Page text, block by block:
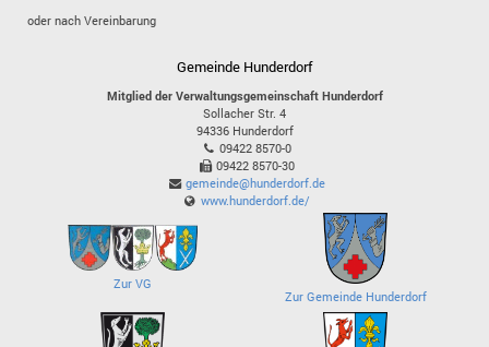
oder nach Vereinbarung
Gemeinde Hunderdorf
Mitglied der Verwaltungsgemeinschaft Hunderdorf
Sollacher Str. 4
94336 Hunderdorf
09422 8570-0
09422 8570-30
gemeinde@hunderdorf.de
www.hunderdorf.de/
Zur VG
Zur Gemeinde Hunderdorf